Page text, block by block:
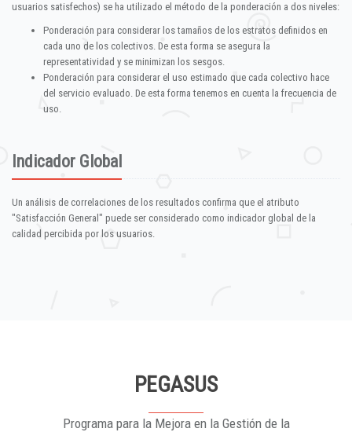
usuarios satisfechos) se ha utilizado el método de la ponderación a dos niveles:
Ponderación para considerar los tamaños de los estratos definidos en
cada uno de los colectivos. De esta forma se asegura la
representatividad y se minimizan los sesgos.
Ponderación para considerar el uso estimado que cada colectivo hace
del servicio evaluado. De esta forma tenemos en cuenta la frecuencia de
uso.
Indicador Global
Un análisis de correlaciones de los resultados confirma que el atributo
"Satisfacción General" puede ser considerado como indicador global de la
calidad percibida por los usuarios.
PEGASUS
Programa para la Mejora en la Gestión de la